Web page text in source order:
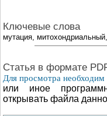
Ключевые слова
мутация,
Cтатья в формате
Для просмотра
или иное
открывать файла